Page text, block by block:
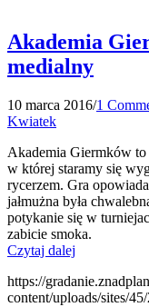
Akademia
medialny
10 marca 2016/1
Kwiatek
Akademia Giermków
w której staramy się
rycerzem. Gra
jałmużna była
potykanie się w
zabicie smoka.
Czytaj dalej
https://
content/uploads/sites/